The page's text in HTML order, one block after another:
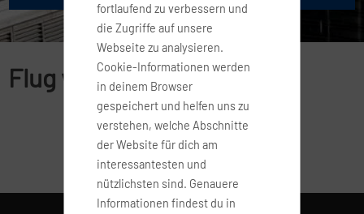
Flug von FMM nach Oslo
fortlaufend zu verbessern und
die Zugriffe auf unsere
Webseite zu analysieren.
Cookie-Informationen werden
in deinem Browser
gespeichert und helfen uns zu
verstehen, welche Abschnitte
der Website für dich am
interessantesten und
nützlichsten sind. Genauere
Informationen findest du in